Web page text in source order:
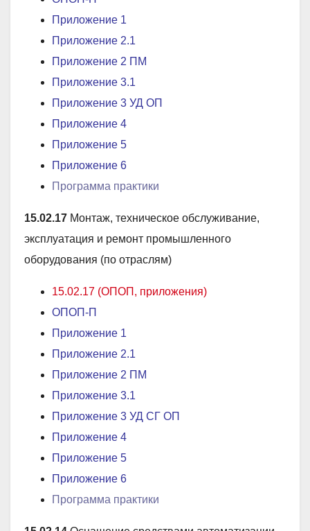
Приложение 1
Приложение 2.1
Приложение 2 ПМ
Приложение 3.1
Приложение 3 УД ОП
Приложение 4
Приложение 5
Приложение 6
Программа практики
15.02.17 Монтаж, техническое обслуживание,
эксплуатация и ремонт промышленного
оборудования (по отраслям)
15.02.17 (ОПОП, приложения)
ОПОП-П
Приложение 1
Приложение 2.1
Приложение 2 ПМ
Приложение 3.1
Приложение 3 УД СГ ОП
Приложение 4
Приложение 5
Приложение 6
Программа практики